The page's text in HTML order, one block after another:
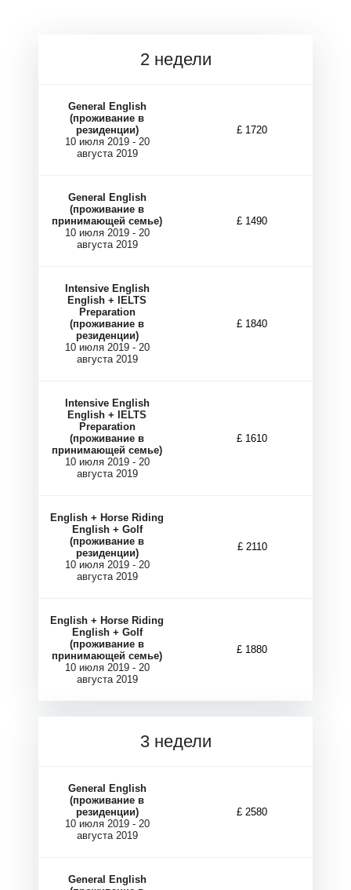
М
М
2 недели
General English
(проживание в
резиденции)
10 июля 2019 - 20
августа 2019
£ 1720
General English
(проживание в
принимающей семье)
10 июля 2019 - 20
августа 2019
£ 1490
Intensive English
English + IELTS
Preparation
(проживание в
резиденции)
10 июля 2019 - 20
августа 2019
£ 1840
Intensive English
English + IELTS
Preparation
(проживание в
принимающей семье)
10 июля 2019 - 20
августа 2019
£ 1610
English + Horse Riding
English + Golf
(проживание в
резиденции)
10 июля 2019 - 20
августа 2019
£ 2110
English + Horse Riding
English + Golf
(проживание в
принимающей семье)
10 июля 2019 - 20
августа 2019
£ 1880
3 недели
General English
(проживание в
резиденции)
10 июля 2019 - 20
августа 2019
£ 2580
General English
М
М